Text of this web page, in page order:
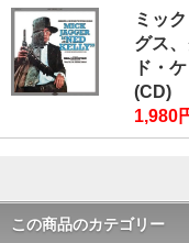
ミッ
グス
ド・
(CD)
1,980
この商品のカテゴリー